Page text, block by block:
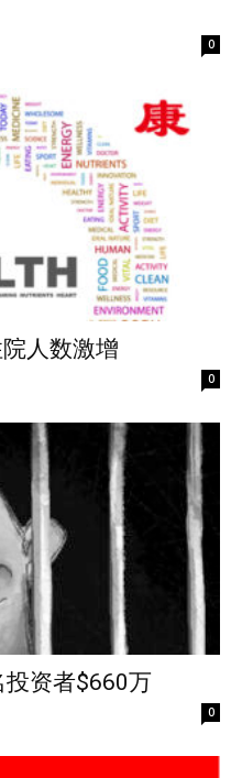
0
人数激增
0
资者$660万
0